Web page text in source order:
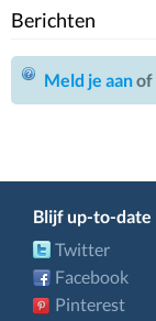
Berichten
Meld je aanof
Blijf up-to-date
Twitter
Facebook
Pinterest